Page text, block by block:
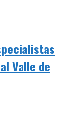
Valle de